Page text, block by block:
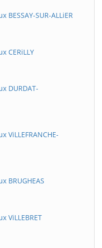
SUR-ALLiER
CERiLLY
DURDAT-
ViLLEFRANCHE-
BRUGHEAS
ViLLEBRET